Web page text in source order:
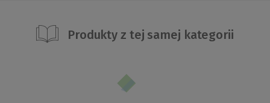
Produkty z tej samej kategorii